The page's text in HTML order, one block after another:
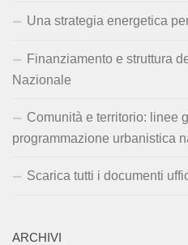
Una strategia energetica
Finanziamento e struttura
Nazionale
Comunità e territorio: linee
programmazione urbanistica
Scarica tutti i documenti
ARCHIVI